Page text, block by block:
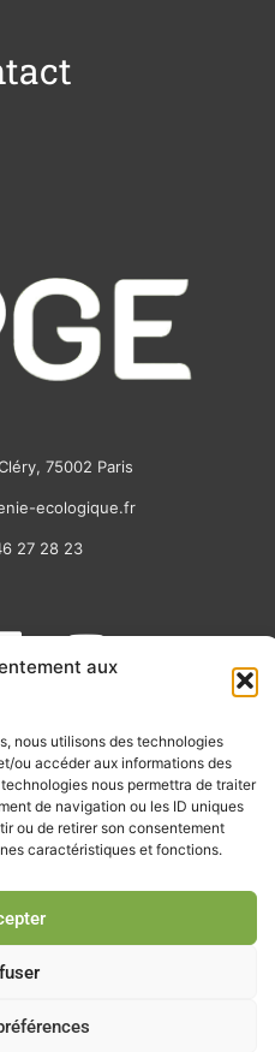
aux
nous utilisons des technologies
ou accéder aux informations des
nous permettra de traiter
de navigation ou les ID uniques
ou de retirer son consentement
caractéristiques et fonctions.
75002 Paris
ecologique.fr
27 28 23
L
i
k
e
d
i
n
Y
o
t
u
b
e
terrain de nos adhérents, les
nos offres de stages et